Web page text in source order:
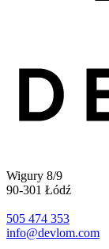
Wigury 8/9
90-301 Łódź
505 474 353
info@devlom.com